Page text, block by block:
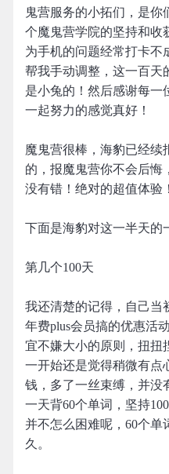
鬼营服务的小拓们，是你
个魔鬼营学院的坚持和收
为手机的问题经常打卡不
帮我手动调整，这一百天
是小兔的！然后感谢每一
一起努力的感觉真好！
魔鬼营很棒，海豹已经续
的，报魔鬼营你不会后悔
没有错！绝对的超值体验！
下面是海豹对这一半天的
第几个100天
我还清楚的记得，自己当
年费plus会员搞的优惠活
宜不嫌大小的原则，扭扭
一开始还是觉得稍微有点
钱，多了一丝束缚，并没
一天背60个单词，坚持
并不怎么困难呢，60个单
久。